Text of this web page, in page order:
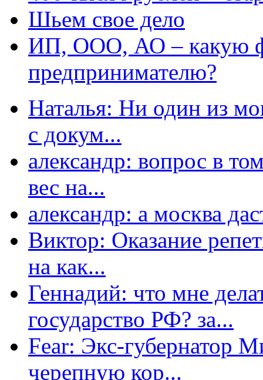
Шьем свое дело
ИП, ООО, АО – какую
предпринимателю?
Наталья: Ни один из
с докум...
александр: вопрос в
вес на...
александр: а москва
Виктор: Оказание
на как...
Геннадий: что мне
государство РФ? за...
Fear: Экс-губернатор
черепную кор...